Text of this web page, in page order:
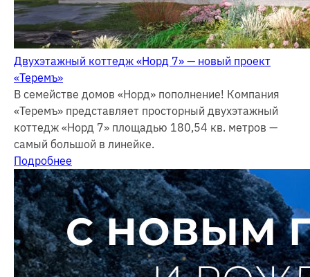
Двухэтажный коттедж «Норд 7» — новый проект
«Теремъ»
В семействе домов «Норд» пополнение! Компания
«Теремъ» представляет просторный двухэтажный
коттедж «Норд 7» площадью 180,54 кв. метров —
самый большой в линейке.
Подробнее